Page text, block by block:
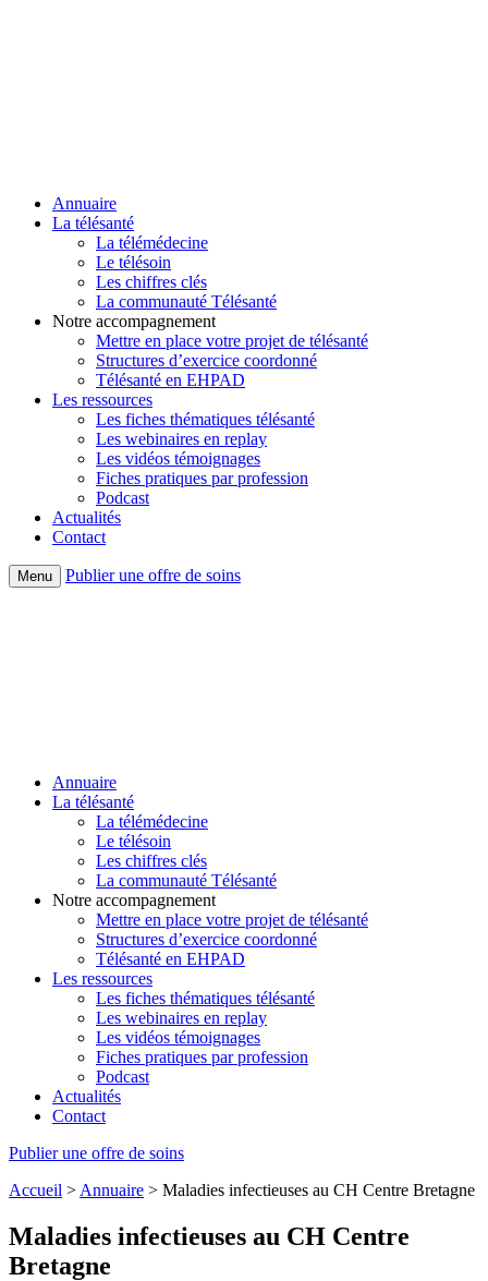
Annuaire
La télésanté
La télémédecine
Le télésoin
Les chiffres clés
La communauté Télésanté
Notre accompagnement
Mettre en place votre projet de télésanté
Structures d’exercice coordonné
Télésanté en EHPAD
Les ressources
Les fiches thématiques télésanté
Les webinaires en replay
Les vidéos témoignages
Fiches pratiques par profession
Podcast
Actualités
Contact
Menu Publier une offre de soins
Annuaire
La télésanté
La télémédecine
Le télésoin
Les chiffres clés
La communauté Télésanté
Notre accompagnement
Mettre en place votre projet de télésanté
Structures d’exercice coordonné
Télésanté en EHPAD
Les ressources
Les fiches thématiques télésanté
Les webinaires en replay
Les vidéos témoignages
Fiches pratiques par profession
Podcast
Actualités
Contact
Publier une offre de soins
Accueil > Annuaire > Maladies infectieuses au CH Centre Bretagne
Maladies infectieuses au CH Centre
Bretagne